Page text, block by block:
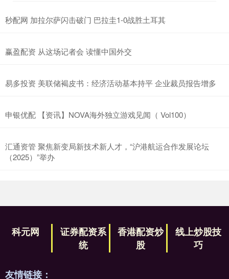
秒配网 加拉尔萨闪击破门 巴拉圭1-0战胜土耳其
赢盈配资 从这场记者会 读懂中国外交
易多投资 美联储褐皮书：经济活动基本持平 企业裁员报告增多
申银优配 【资讯】NOVA海外独立游戏见闻（ Vol100）
汇通资管 聚焦新变局新技术新人才，“沪港航运合作发展论坛
（2025）”举办
科元网
证券配资系
统
香港配资炒
股
线上炒股技
巧
友情链接：